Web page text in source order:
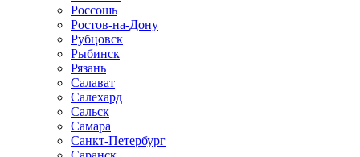
Россошь
Ростов-на-Дону
Рубцовск
Рыбинск
Рязань
Салават
Салехард
Сальск
Самара
Санкт-Петербург